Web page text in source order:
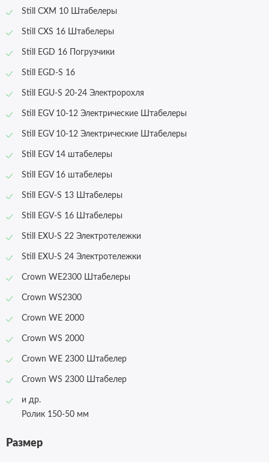
Still CXM 10 Штабелеры
Still CXS 16 Штабелеры
Still EGD 16 Погрузчики
Still EGD-S 16
Still EGU-S 20-24 Электророхля
Still EGV 10-12 Электрические Штабелеры
Still EGV 10-12 Электрические Штабелеры
Still EGV 14 штабелеры
Still EGV 16 штабелеры
Still EGV-S 13 Штабелеры
Still EGV-S 16 Штабелеры
Still EXU-S 22 Электротележки
Still EXU-S 24 Электротележки
Crown WE2300 Штабелеры
Crown WS2300
Crown WE 2000
Crown WS 2000
Crown WE 2300 Штабелер
Crown WS 2300 Штабелер
и др.
Ролик 150-50 мм
Размер